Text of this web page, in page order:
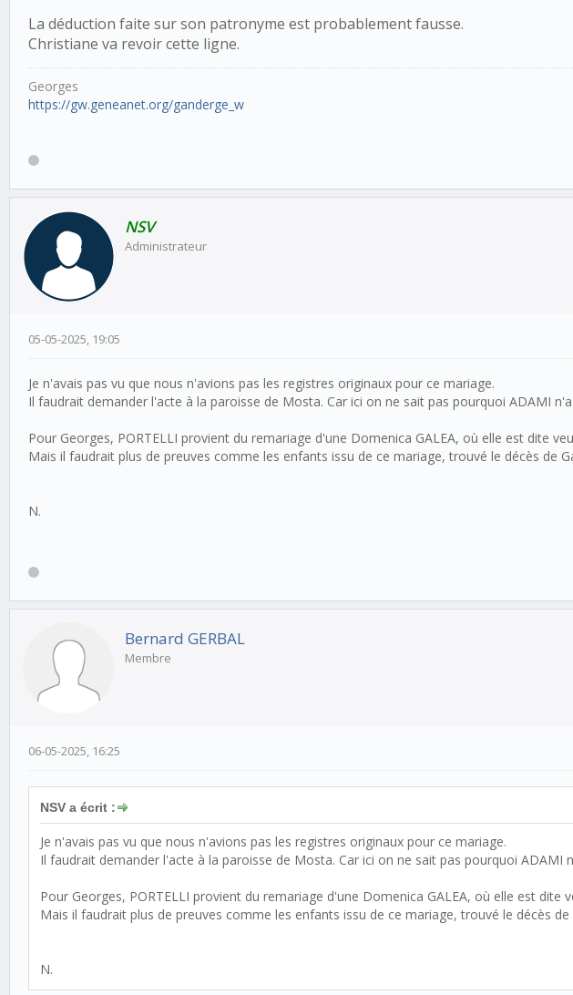
La déduction faite sur son patronyme est probablement fausse.
Christiane va revoir cette ligne.
Georges
https://gw.geneanet.org/ganderge_w
NSV
Administrateur
05-05-2025, 19:05
Je n'avais pas vu que nous n'avions pas les registres originaux pour ce mariage.
Il faudrait demander l'acte à la paroisse de Mosta. Car ici on ne sait pas pourquoi ADAMI
Pour Georges, PORTELLI provient du remariage d'une Domenica GALEA, où elle est dite
Mais il faudrait plus de preuves comme les enfants issu de ce mariage, trouvé le décès de
N.
Bernard GERBAL
Membre
06-05-2025, 16:25
NSV a écrit :
Je n'avais pas vu que nous n'avions pas les registres originaux pour ce mariage.
Il faudrait demander l'acte à la paroisse de Mosta. Car ici on ne sait pas pourquoi ADAMI
Pour Georges, PORTELLI provient du remariage d'une Domenica GALEA, où elle est dite
Mais il faudrait plus de preuves comme les enfants issu de ce mariage, trouvé le décès de
N.